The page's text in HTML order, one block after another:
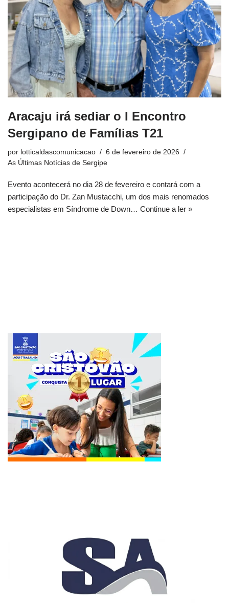
Aracaju irá sediar o I Encontro
Sergipano de Famílias T21
por lotticaldascomunicacao
6 de fevereiro de 2026
As Últimas Notícias de Sergipe
Evento acontecerá no dia 28 de fevereiro e contará com a
participação do Dr. Zan Mustacchi, um dos mais renomados
especialistas em Síndrome de Down… Continue a ler »